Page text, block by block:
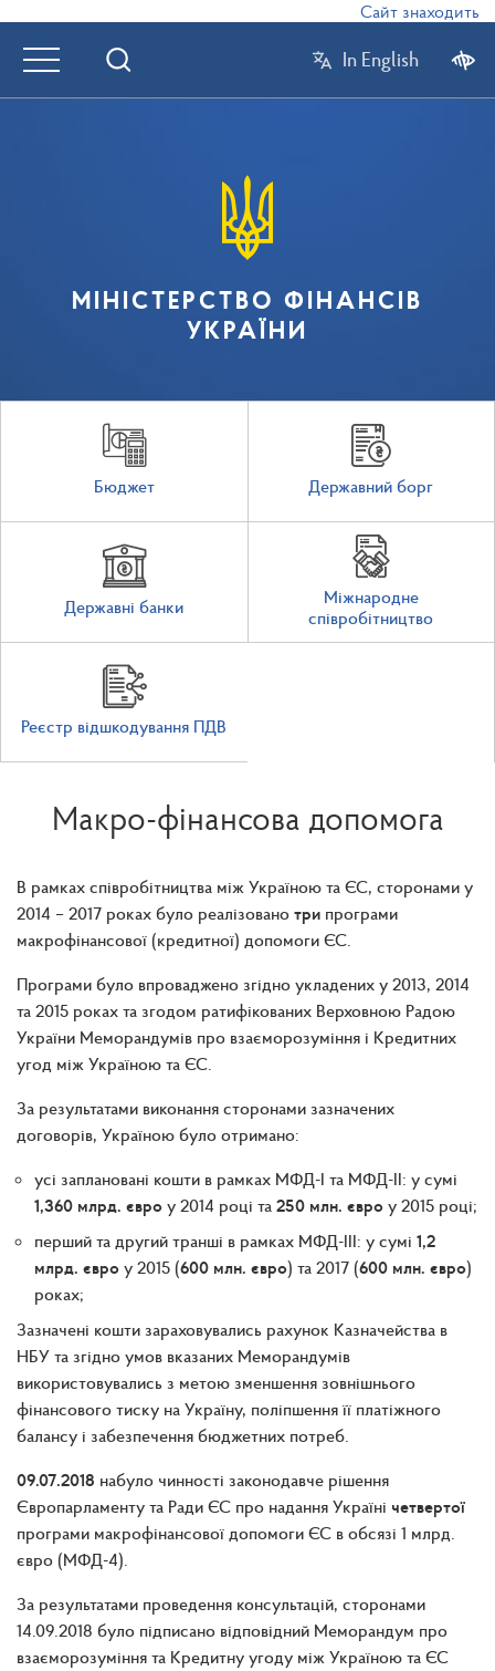
Сайт знаходиться
In English
МІНІСТЕРСТВО ФІНАНСІВ
УКРАЇНИ
Бюджет Державний борг
Державні банки
Міжнародне
співробітництво
Реєстр відшкодування ПДВ
Макро-фінансова допомога
В рамках співробітництва між Україною та ЄС, сторонами у
2014 – 2017 роках було реалізовано три програми
макрофінансової (кредитної) допомоги ЄС.
Програми було впроваджено згідно укладених у 2013, 2014
та 2015 роках та згодом ратифікованих Верховною Радою
України Меморандумів про взаєморозуміння і Кредитних
угод між Україною та ЄС.
За результатами виконання сторонами зазначених
договорів, Україною було отримано:
усі заплановані кошти в рамках МФД-І та МФД-ІІ: у сумі
1,360 млрд. євро у 2014 році та 250 млн. євро у 2015 році;
перший та другий транші в рамках МФД-ІІІ: у сумі 1,2
млрд. євро у 2015 (600 млн. євро) та 2017 (600 млн. євро)
роках;
Зазначені кошти зараховувались рахунок Казначейства в
НБУ та згідно умов вказаних Меморандумів
використовувались з метою зменшення зовнішнього
фінансового тиску на Україну, поліпшення її платіжного
балансу і забезпечення бюджетних потреб.
09.07.2018 набуло чинності законодавче рішення
Європарламенту та Ради ЄС про надання Україні четвертої
програми макрофінансової допомоги ЄС в обсязі 1 млрд.
євро (МФД-4).
За результатами проведення консультацій, сторонами
14.09.2018 було підписано відповідний Меморандум про
взаєморозуміння та Кредитну угоду між Україною та ЄС